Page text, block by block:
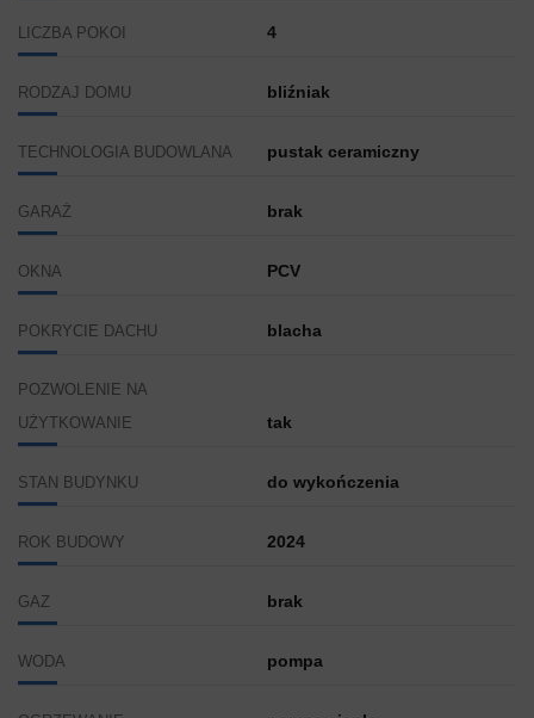
LICZBA POKOI 4
RODZAJ DOMU bliźniak
TECHNOLOGIA BUDOWLANA pustak ceramiczny
GARAŻ brak
OKNA PCV
POKRYCIE DACHU blacha
POZWOLENIE NA
UŻYTKOWANIE
tak
STAN BUDYNKU do wykończenia
ROK BUDOWY 2024
GAZ brak
WODA pompa